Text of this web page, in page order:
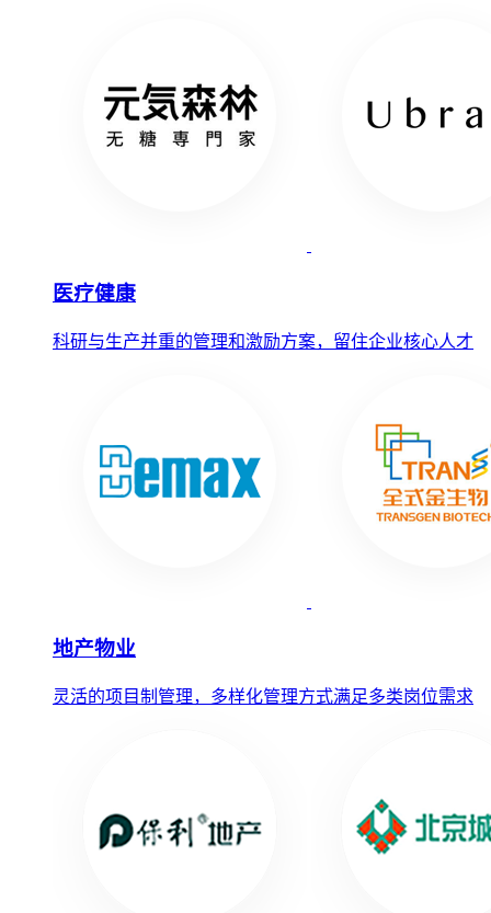
医疗健康
科研与生产并重的管理和激励方案，留住企业核心人才
地产物业
灵活的项目制管理，多样化管理方式满足多类岗位需求